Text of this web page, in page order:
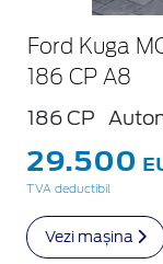
Ford Kuga
186 CP A8
186 CP
29.500
TVA deductibil
Vezi mașina